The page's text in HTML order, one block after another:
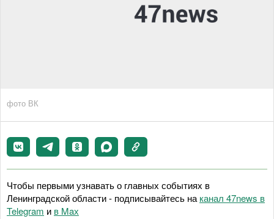
фото ВК
Чтобы первыми узнавать о главных событиях в
Ленинградской области - подписывайтесь на канал 47news в
Telegram и в Maх